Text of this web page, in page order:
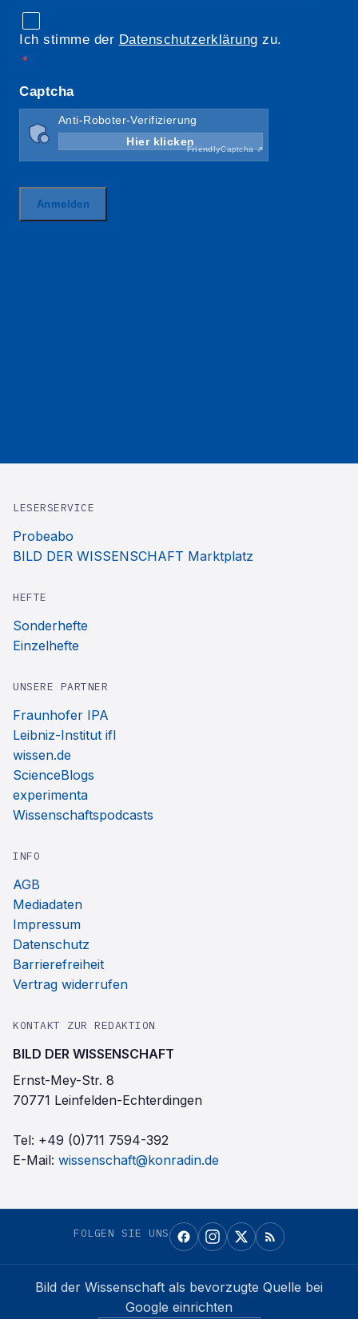
LESERSERVICE
Probeabo
BILD DER WISSENSCHAFT Marktplatz
HEFTE
Sonderhefte
Einzelhefte
UNSERE PARTNER
Fraunhofer IPA
Leibniz-Institut ifl
wissen.de
ScienceBlogs
experimenta
Wissenschaftspodcasts
INFO
AGB
Mediadaten
Impressum
Datenschutz
Barrierefreiheit
Vertrag widerrufen
KONTAKT ZUR REDAKTION
BILD DER WISSENSCHAFT
Ernst-Mey-Str. 8
70771 Leinfelden-Echterdingen
Tel: +49 (0)711 7594-392
E-Mail: wissenschaft@konradin.de
FOLGEN SIE UNS
Bild der Wissenschaft als bevorzugte Quelle bei
Google einrichten